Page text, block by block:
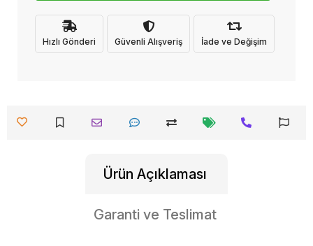
Hızlı Gönderi Güvenli Alışveriş İade ve Değişim
Ürün Açıklaması
Garanti ve Teslimat